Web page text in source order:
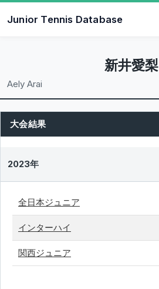
Junior Tennis Database
新井愛梨
Aely Arai
大会結果
2023年
全日本ジュニア
インターハイ
関西ジュニア